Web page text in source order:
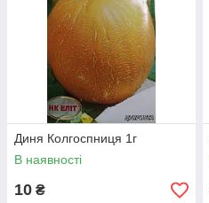
Диня Колгоспниця 1г
В наявності
10 ₴